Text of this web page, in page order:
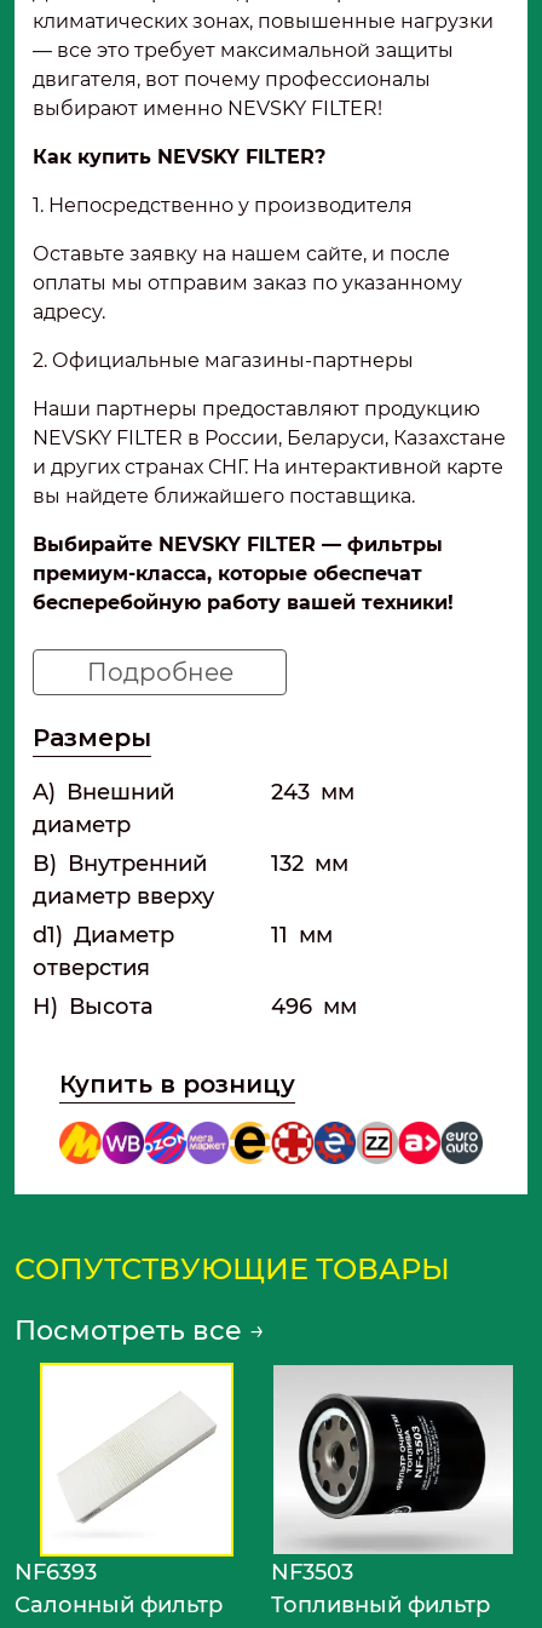
климатических зонах, повышенные нагрузки
— все это требует максимальной защиты
двигателя, вот почему профессионалы
выбирают именно NEVSKY FILTER!
Как купить NEVSKY FILTER?
1. Непосредственно у производителя
Оставьте заявку на нашем сайте, и после
оплаты мы отправим заказ по указанному
адресу.
2. Официальные магазины-партнеры
Наши партнеры предоставляют продукцию
NEVSKY FILTER в России, Беларуси, Казахстане
и других странах СНГ. На интерактивной карте
вы найдете ближайшего поставщика.
Выбирайте NEVSKY FILTER — фильтры
премиум-класса, которые обеспечат
бесперебойную работу вашей техники!
Подробнее
Размеры
A) Внешний
диаметр
243 мм
B) Внутренний
диаметр вверху
132 мм
d1) Диаметр
отверстия
11 мм
H) Высота 496 мм
Купить в розницу
СОПУТСТВУЮЩИЕ ТОВАРЫ
Посмотреть все →
NF6393
Салонный фильтр
NF3503
Топливный фильтр